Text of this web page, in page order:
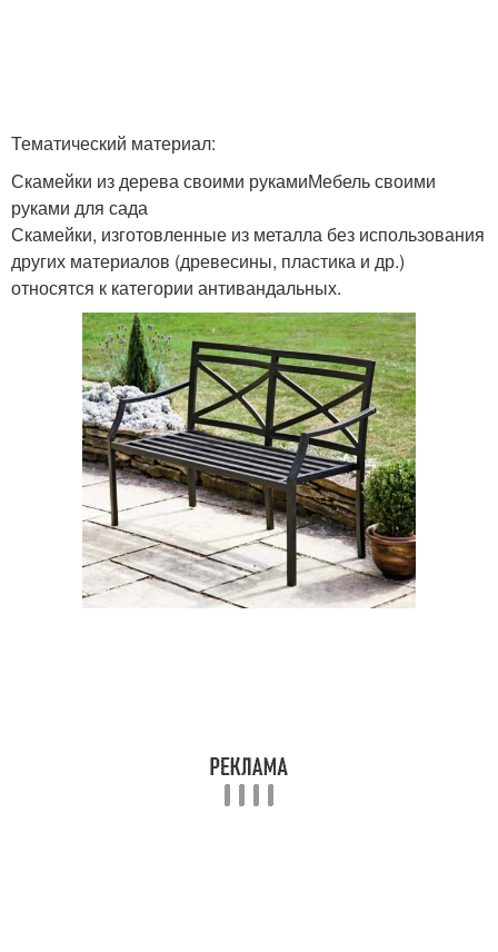
Дачные скамейки
Скамейка для дачи Садовые скамейки
Садовая скамейка Скамейки со столиком
Тематический материал:
Скамейки из дерева своими рукамиМебель своими
руками для сада
Скамейки, изготовленные из металла без использования
других материалов (древесины, пластика и др.)
относятся к категории антивандальных.